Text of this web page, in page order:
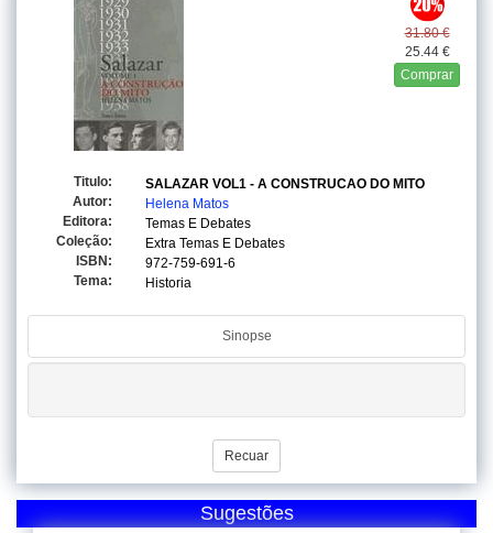
31.80 €
25.44 €
Comprar
Titulo:
SALAZAR VOL1 - A CONSTRUCAO DO MITO
Autor:
Helena Matos
Editora:
Temas E Debates
Coleção:
Extra Temas E Debates
ISBN:
972-759-691-6
Tema:
Historia
Sinopse
Recuar
Sugestões